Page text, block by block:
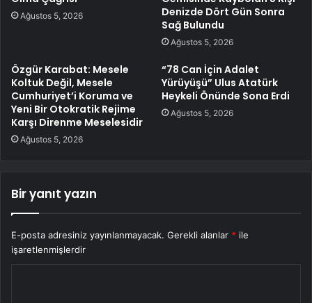
Ağustos 5, 2026
Denizde Dört Gün Sonra
Sağ Bulundu
Ağustos 5, 2026
Özgür Karabat: Mesele
Koltuk Değil, Mesele
Cumhuriyet’i Koruma ve
Yeni Bir Otokratik Rejime
Karşı Direnme Meselesidir
Ağustos 5, 2026
“78 Can İçin Adalet
Yürüyüşü” Ulus Atatürk
Heykeli Önünde Sona Erdi
Ağustos 5, 2026
Bir yanıt yazın
E-posta adresiniz yayınlanmayacak. Gerekli alanlar * ile
işaretlenmişlerdir